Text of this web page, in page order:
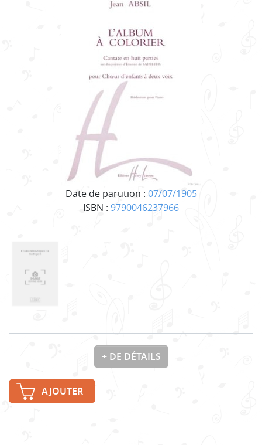
Date de parution : 07/07/1905
ISBN : 9790046237966
+ DE DÉTAILS
AJOUTER